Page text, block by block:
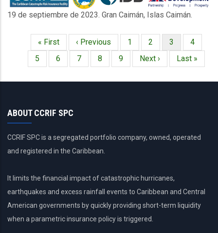
19 de septiembre de 2023. Gran Caimán, Islas Caimán.
Paginación
Primera
página
« First
Página
anterior
‹ Previous Página
1 Página
2
Página
actual
3 Página
4
Página
5 Página
6 Página
7 Página
8 Página
9
Siguiente
página
Next ›
Última
página
Last »
ABOUT CCRIF SPC
CCRIF SPC is a segregated portfolio company, owned, operated
and registered in the Caribbean.
It limits the financial impact of catastrophic hurricanes,
earthquakes and excess rainfall events to Caribbean and Central
American governments by quickly providing short-term liquidity
when a parametric insurance policy is triggered.